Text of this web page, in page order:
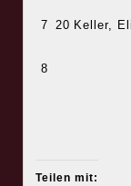
7 20 Keller,
8
Teilen mit: